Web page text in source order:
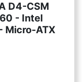
D4-CSM
- Intel
Micro-ATX